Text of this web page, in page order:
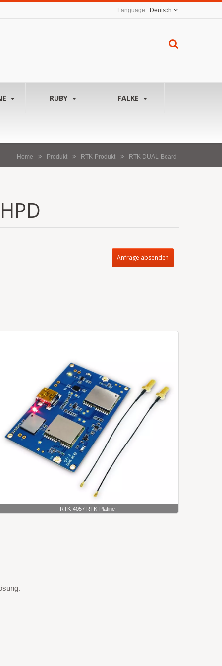
Deutsch
RUBY FALKE
Home Produkt RTK-Produkt RTK DUAL-Board
Anfrage absenden
RTK-4057 RTK-Platine